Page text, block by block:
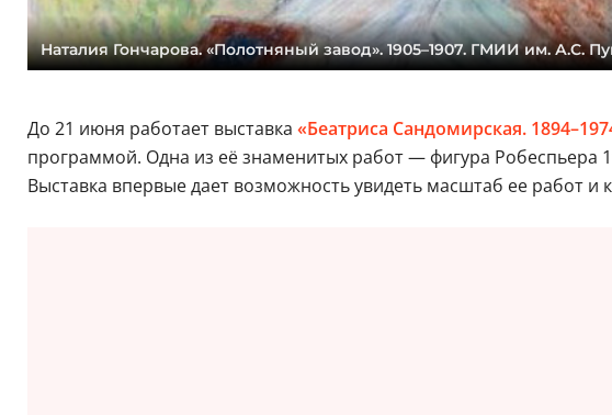
Наталия Гончарова. «Полотняный завод». 1905–1907. ГМИИ им. А.С.
До 21 июня работает выставка «Беатриса Сандомирская.
программой. Одна из её знаменитых работ — фигура Робеспьера
Выставка впервые дает возможность увидеть масштаб ее работ и